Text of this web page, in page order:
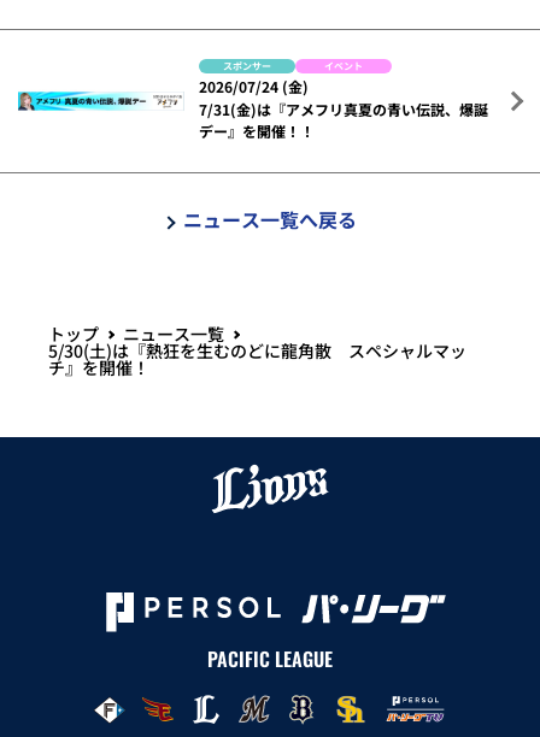
スポンサー イベント
2026/07/24 (金)
7/31(金)は『アメフリ真夏の青い伝説、爆誕
デー』を開催！！
ニュース一覧へ戻る
トップ ニュース一覧
5/30(土)は『熱狂を生むのどに龍角散 スペシャルマッ
チ』を開催！
PACIFIC LEAGUE